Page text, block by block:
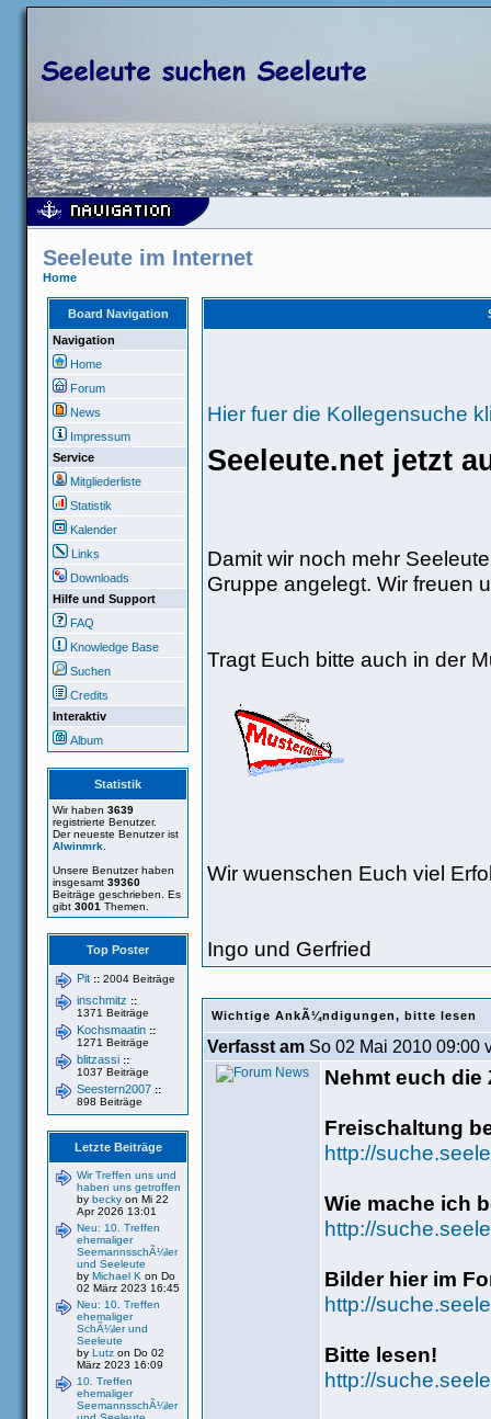
Seeleute im Internet
Home
Board Navigation
Navigation
Home
Forum
News
Impressum
Service
Mitgliederliste
Statistik
Kalender
Links
Downloads
Hilfe und Support
FAQ
Knowledge Base
Suchen
Credits
Interaktiv
Album
Statistik
Wir haben 3639
registrierte Benutzer.
Der neueste Benutzer ist
Alwinmrk
Unsere Benutzer haben
insgesamt 39360
Beiträge geschrieben. Es
gibt 3001 Themen.
Top Poster
Pit :: 2004 Beiträge
inschmitz ::
1371 Beiträge
Kochsmaatin ::
1271 Beiträge
blitzassi ::
1037 Beiträge
Seestern2007 ::
898 Beiträge
Letzte Beiträge
Wir Treffen uns und
haben uns getroffen
by becky on Mi 22
Apr 2026 13:01
Neu: 10. Treffen
ehemaliger
SeemannsschÃ¼ler
und Seeleute
by Michael K on Do
02 März 2023 16:45
Neu: 10. Treffen
ehemaliger
SchÃ¼ler und
Seeleute
by Lutz on Do 02
März 2023 16:09
10. Treffen
ehemaliger
SeemannsschÃ¼ler
Hier fuer die Kollegensuche
Seeleute.net jetzt
Damit wir noch mehr
Gruppe angelegt. Wir freuen
Tragt Euch bitte auch in der
Wir wuenschen Euch viel
Ingo und Gerfried
Wichtige AnkÃ¼ndigungen, bitte lesen
Verfasst am So 02 Mai 2010 09:00
Nehmt euch die
Freischaltung
http://
Wie mache ich
http://
Bilder hier im
http://
Bitte lesen!
http://